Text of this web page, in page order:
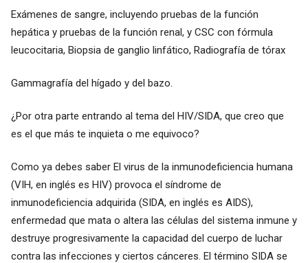
Exámenes de sangre, incluyendo pruebas de la función
hepática y pruebas de la función renal, y CSC con fórmula
leucocitaria, Biopsia de ganglio linfático, Radiografía de tórax
Gammagrafía del hígado y del bazo.
¿Por otra parte entrando al tema del HIV/SIDA, que creo que
es el que más te inquieta o me equivoco?
Como ya debes saber El virus de la inmunodeficiencia humana
(VIH, en inglés es HIV) provoca el síndrome de
inmunodeficiencia adquirida (SIDA, en inglés es AIDS),
enfermedad que mata o altera las células del sistema inmune y
destruye progresivamente la capacidad del cuerpo de luchar
contra las infecciones y ciertos cánceres. El término SIDA se